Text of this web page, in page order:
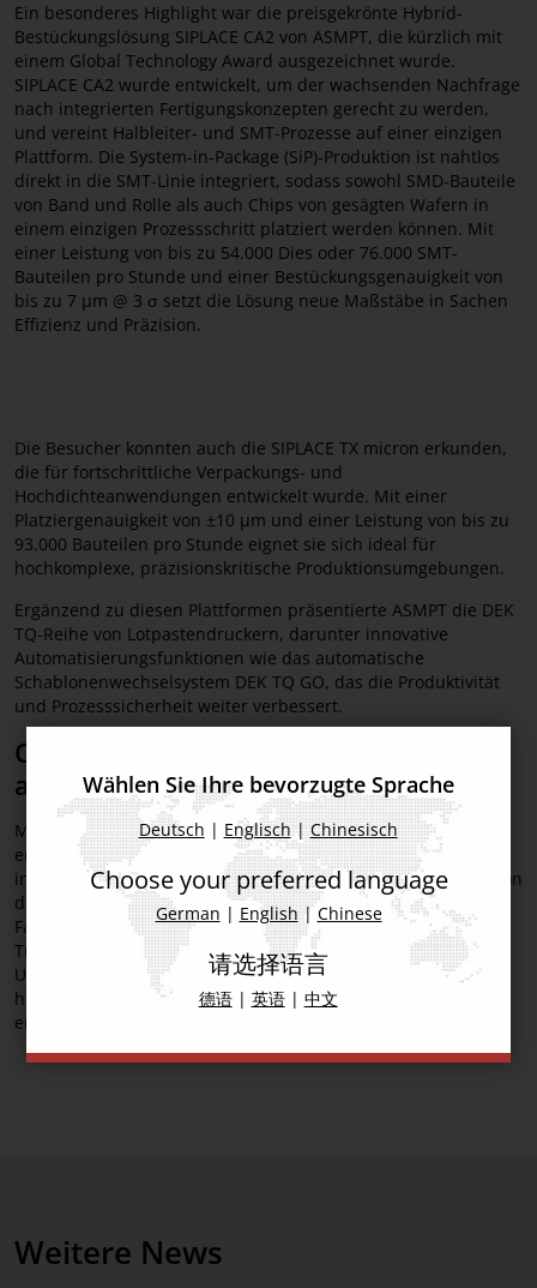
Ein besonderes Highlight war die preisgekrönte Hybrid-
Bestückungslösung SIPLACE CA2 von ASMPT, die kürzlich mit
einem Global Technology Award ausgezeichnet wurde.
SIPLACE CA2 wurde entwickelt, um der wachsenden Nachfrage
nach integrierten Fertigungskonzepten gerecht zu werden,
und vereint Halbleiter- und SMT-Prozesse auf einer einzigen
Plattform. Die System-in-Package (SiP)-Produktion ist nahtlos
direkt in die SMT-Linie integriert, sodass sowohl SMD-Bauteile
von Band und Rolle als auch Chips von gesägten Wafern in
einem einzigen Prozessschritt platziert werden können. Mit
einer Leistung von bis zu 54.000 Dies oder 76.000 SMT-
Bauteilen pro Stunde und einer Bestückungsgenauigkeit von
bis zu 7 µm @ 3 σ setzt die Lösung neue Maßstäbe in Sachen
Effizienz und Präzision.
Die Besucher konnten auch die SIPLACE TX micron erkunden,
die für fortschrittliche Verpackungs- und
Hochdichteanwendungen entwickelt wurde. Mit einer
Platziergenauigkeit von ±10 µm und einer Leistung von bis zu
93.000 Bauteilen pro Stunde eignet sie sich ideal für
hochkomplexe, präzisionskritische Produktionsumgebungen.
Ergänzend zu diesen Plattformen präsentierte ASMPT die DEK
TQ-Reihe von Lotpastendruckern, darunter innovative
Automatisierungsfunktionen wie das automatische
Schablonenwechselsystem DEK TQ GO, das die Produktivität
und Prozesssicherheit weiter verbessert.
OEM & ODM services und factory
automation (FA) service
Mit einem starken Vertriebs- und Supportnetzwerk in Japan
erwies sich Shinwa als idealer Partner für ASMPT-Lösungen,
insbesondere für den Automobilsektor. Durch die Kombination
der Fachkompetenz von Shinwa im Bereich
Fabrikautomatisierung mit dem Fokus von ASMPT auf digitale
Transformation und intelligente Fabriken bieten die
Unternehmen zukunftsfähige Fertigungslösungen, die
höchsten Standards in Bezug auf Präzision und Leistung
entsprechen.
Weitere News
Wählen Sie Ihre bevorzugte Sprache
Deutsch | Englisch |Chinesisch
Choose your preferred language
German | English| Chinese
请选择语言
德语 | 英语 | 中文